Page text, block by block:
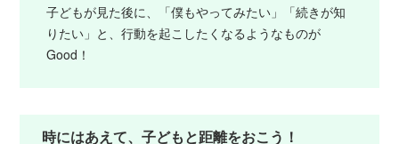
子どもが見た後に、「僕もやってみたい」「続きが知
りたい」と、行動を起こしたくなるようなものが
Good！
時にはあえて、子どもと距離をおこう！